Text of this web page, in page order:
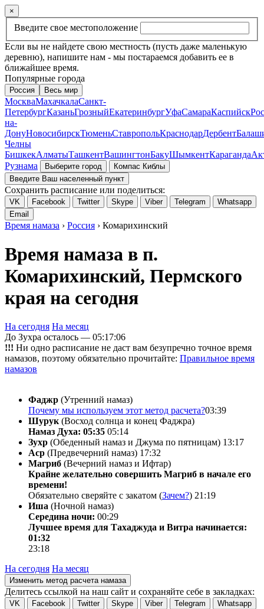
×
Введите свое местоположение
Если вы не найдете свою местность (пусть даже маленькую
деревню), напишите нам - мы постараемся добавить ее в
ближайшее время.
Популярные города
Россия Весь мир
МоскваМахачкалаСанкт-
ПетербургКазаньГрозныйЕкатеринбургУфаСамараКаспийск
на-
ДонуНовосибирскТюменьСтавропольКраснодарДербент
Челны
БишкекАлматыТашкентВашингтонБакуШымкентКараганда
Рузнама
Выберите город
Компас Киблы
Введите Ваш населенный пункт
Сохранить расписание или поделиться:
VK Facebook Twitter Skype Viber Telegram
Whatsapp
Email
Время намаза › Россия › Комарихинский
Время намаза в п.
Комарихинский, Пермского
края на сегодня
На сегодня На месяц
До Зухра осталось — 05:17:06
!!! Ни одно расписание не даст вам безупречно точное время
намазов, поэтому обязательно прочитайте: Правильное время
намазов
Фаджр (Утренний намаз)
Почему мы используем этот метод расчета?03:39
Шурук (Восход солнца и конец Фаджра)
Намаз Духа: 05:35 05:14
Зухр (Обеденный намаз и Джума по пятницам) 13:17
Аср (Предвечерний намаз) 17:32
Магриб (Вечерний намаз и Ифтар)
Крайне желательно совершить Магриб в начале его
времени!
Обязательно сверяйте с закатом (Зачем?) 21:19
Иша (Ночной намаз)
Середина ночи: 00:29
Лучшее время для Тахаджуда и Витра начинается:
01:32
23:18
На сегодня На месяц
Изменить метод расчета намаза
Делитесь ссылкой на наш сайт и сохраняйте себе в закладках:
VK Facebook Twitter Skype Viber Telegram
Whatsapp